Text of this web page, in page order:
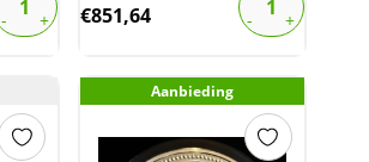
€851,64
Aanbieding